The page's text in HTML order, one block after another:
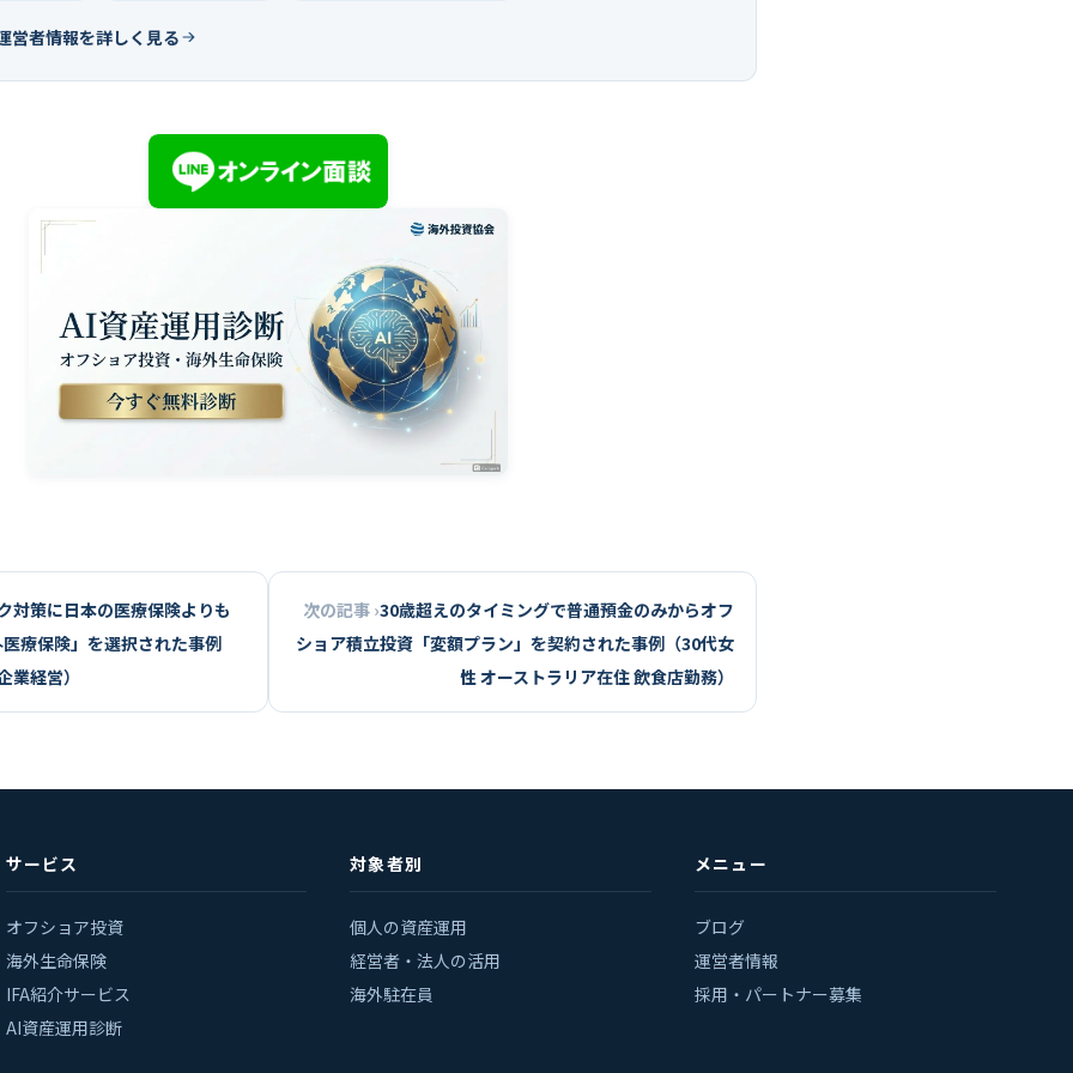
営者情報を詳しく見る
対策に日本の医療保険よりも
療保険」を選択された事例
経営）
次の記事 ›30歳超えのタイミングで普通預金のみからオフ
ショア積立投資「変額プラン」を契約された事例（30代女
性 オーストラリア在住 飲食店勤務）
サービス
オフショア投資
海外生命保険
IFA紹介サービス
AI資産運用診断
対象者別
個人の資産運用
経営者・法人の活用
海外駐在員
メニュー
ブログ
運営者情報
採用・パートナー募集